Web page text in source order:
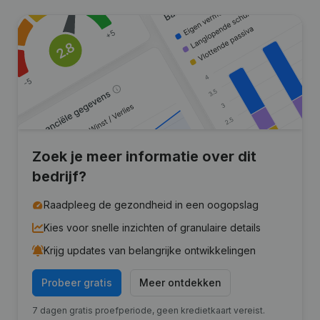
Zoek je meer informatie over dit
bedrijf?
Raadpleeg de gezondheid in een oogopslag
Kies voor snelle inzichten of granulaire details
Krijg updates van belangrijke ontwikkelingen
Probeer gratis Meer ontdekken
7 dagen gratis proefperiode, geen kredietkaart vereist.